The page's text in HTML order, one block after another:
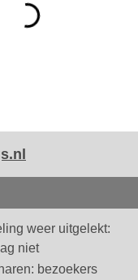
weer uitgelekt:
niet
bezoekers